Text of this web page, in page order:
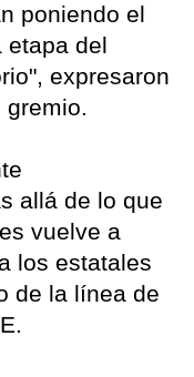
poniendo el
etapa del
expresaron
allá de lo que
vuelve a
los estatales
de la línea de